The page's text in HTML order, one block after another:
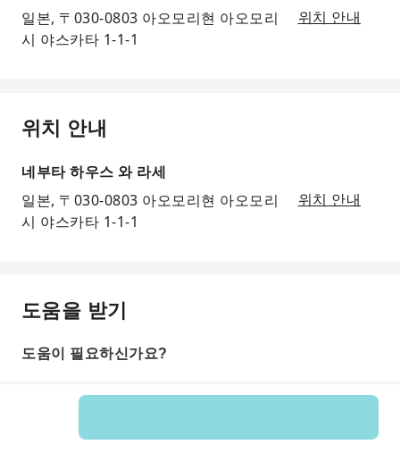
일본, 〒030-0803 아오모리현 아오모리
시 야스카타 1-1-1
위치 안내
위치 안내
네부타 하우스 와 라세
일본, 〒030-0803 아오모리현 아오모리
시 야스카타 1-1-1
위치 안내
도움을 받기
도움이 필요하신가요?
상품 번호: 269112